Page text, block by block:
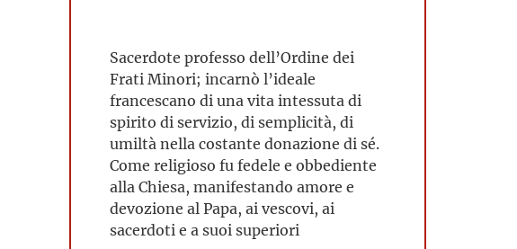
Sacerdote professo dell’Ordine dei
Frati Minori; incarnò l’ideale
francescano di una vita intessuta di
spirito di servizio, di semplicità, di
umiltà nella costante donazione di sé.
Come religioso fu fedele e obbediente
alla Chiesa, manifestando amore e
devozione al Papa, ai vescovi, ai
sacerdoti e a suoi superiori